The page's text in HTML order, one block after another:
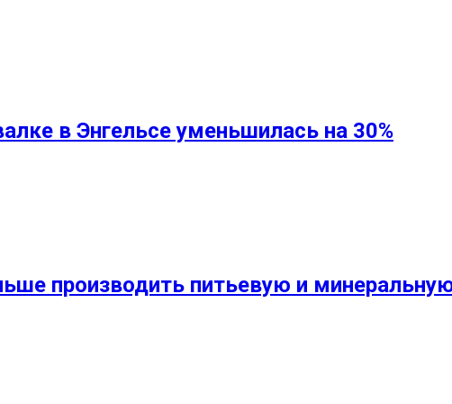
в Энгельсе уменьшилась на 30%
производить питьевую и